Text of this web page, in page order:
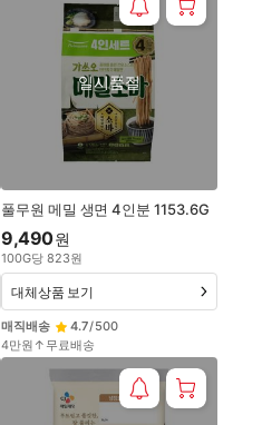
풀무원 메밀 생면 4인분 1153.6G
일시품절
9,490원
100G당 823원
매직배송 4.7/500
4만원↑무료배송
대체상품 보기